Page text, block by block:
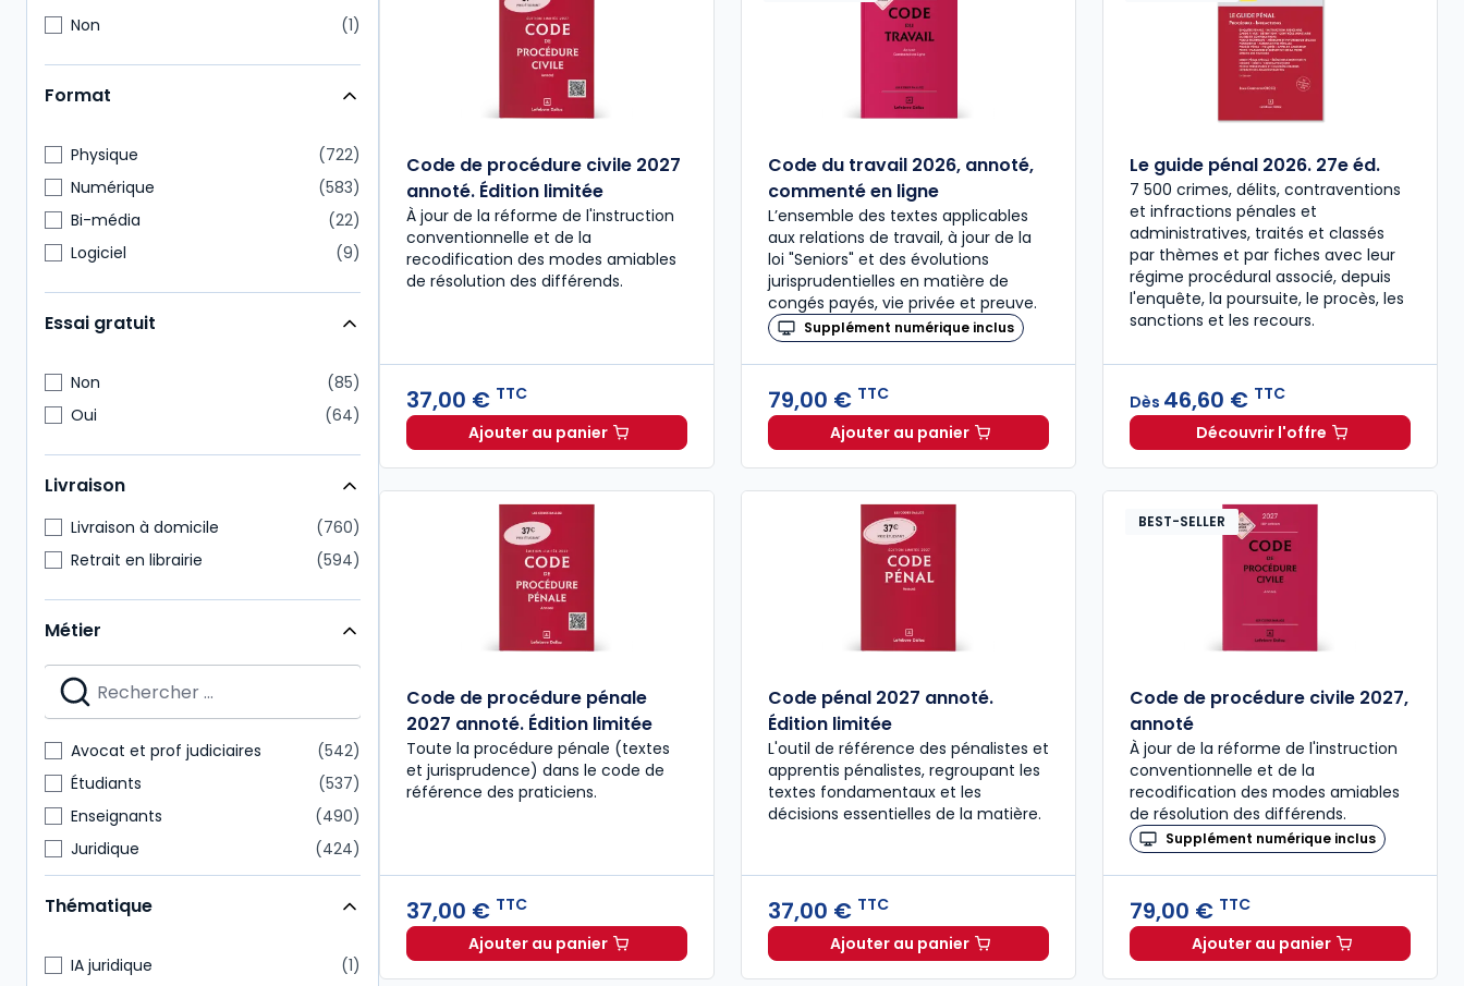
Non 1
Format
Physique
722
Numérique
583
Bi-média
22
Logiciel
9
Essai gratuit
Non
85
Oui
64
Livraison
Livraison à domicile
760
Retrait en librairie
594
Métier
Avocat et prof judiciaires
542
Étudiants
537
Enseignants
490
Juridique
424
Notaire
218
Expert-comptable
175
Commissaire aux comptes
151
Thématique
IA juridique 1
Code de procédure civile 2027
annoté. Édition limitée
À jour de la réforme de l'instruction
conventionnelle et de la
recodification des modes amiables
de résolution des différends.
37,00 € TTC
Ajouter au panierCode de procédure civile 2027 annoté. Édition limitée à 37,00 € TTC
Code du travail 2026, annoté,
commenté en ligne
L’ensemble des textes applicables
aux relations de travail, à jour de la
loi "Seniors" et des évolutions
jurisprudentielles en matière de
congés payés, vie privée et preuve.
Supplément numérique inclus
79,00 € TTC
Ajouter au panierCode du travail 2026, annoté, commenté en ligne à 79,00 € TTC
Le guide pénal 2026. 27e éd.
7 500 crimes, délits, contraventions
et infractions pénales et
administratives, traités et classés
par thèmes et par fiches avec leur
régime procédural associé, depuis
l'enquête, la poursuite, le procès, les
sanctions et les recours.
Dès 46,60 € TTC
Découvrir l'offreLe guide pénal 2026.
Code de procédure pénale
2027 annoté. Édition limitée
Toute la procédure pénale (textes
et jurisprudence) dans le code de
référence des praticiens.
37,00 € TTC
Ajouter au panierCode de procédure pénale 2027 annoté. Édition limitée à 37,00 € TTC
Code pénal 2027 annoté.
Édition limitée
L'outil de référence des pénalistes et
apprentis pénalistes, regroupant les
textes fondamentaux et les
décisions essentielles de la matière.
37,00 € TTC
Ajouter au panierCode pénal 2027 annoté. Édition limitée à 37,00 € TTC
BEST-SELLER
Code de procédure civile 2027,
annoté
À jour de la réforme de l'instruction
conventionnelle et de la
recodification des modes amiables
de résolution des différends.
Supplément numérique inclus
79,00 € TTC
Ajouter au panierCode de procédure